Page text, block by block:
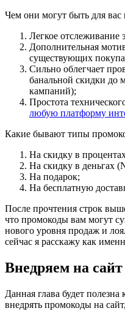
Чем они могут быть для вас
Легкое
Дополнительная
существующих
Сильно облегчает
банальной скидки до
кампаний);
Простота
любую платформу
Какие бывают типы
На скидку в
На скидку в деньгах
На подарок;
На бесплатную
После прочтения строк
что промокоды вам могут
нового уровня продаж и
сейчас я расскажу как
Внедряем на сайт
Данная глава будет полезна
внедрять промокоды на